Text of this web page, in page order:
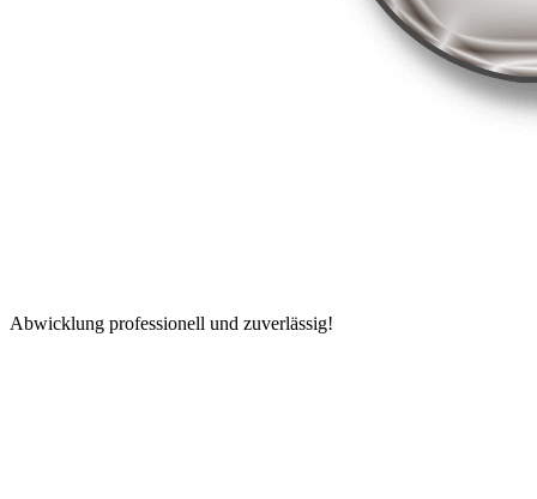
Abwicklung professionell und zuverlässig!